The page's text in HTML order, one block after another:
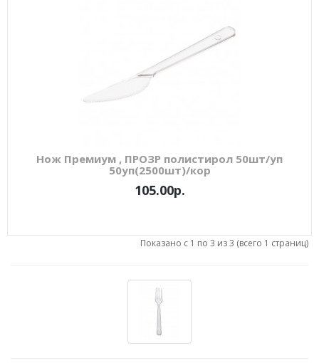
Нож Премиум , ПРОЗР полистирол 50шт/уп
50уп(2500шт)/кор
105.00р.
Показано с 1 по 3 из 3 (всего 1 страниц)